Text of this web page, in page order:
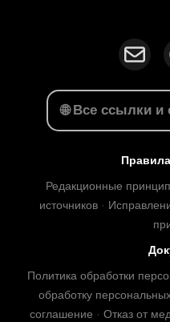
🌐 Все ссылки и
Редакционные
источников ·
Политика обработки
обработку
соглашение · Отказ от